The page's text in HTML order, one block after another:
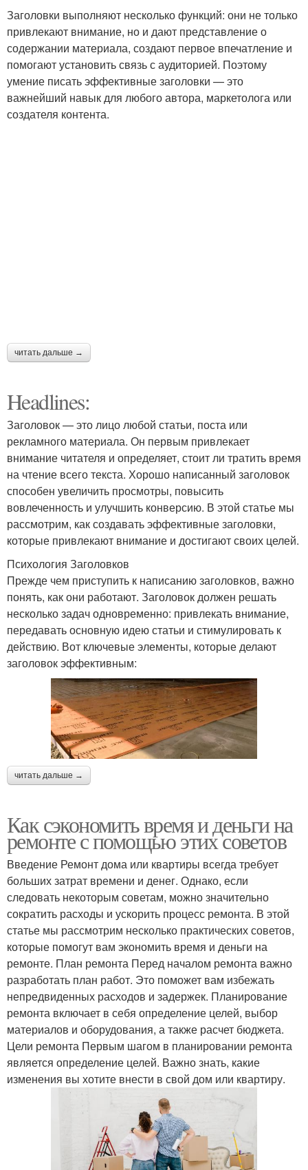
Заголовки выполняют несколько функций: они не только
привлекают внимание, но и дают представление о
содержании материала, создают первое впечатление и
помогают установить связь с аудиторией. Поэтому
умение писать эффективные заголовки — это
важнейший навык для любого автора, маркетолога или
создателя контента.
читать дальше →
Headlines:
Заголовок — это лицо любой статьи, поста или
рекламного материала. Он первым привлекает
внимание читателя и определяет, стоит ли тратить время
на чтение всего текста. Хорошо написанный заголовок
способен увеличить просмотры, повысить
вовлеченность и улучшить конверсию. В этой статье мы
рассмотрим, как создавать эффективные заголовки,
которые привлекают внимание и достигают своих целей.
Психология Заголовков
Прежде чем приступить к написанию заголовков, важно
понять, как они работают. Заголовок должен решать
несколько задач одновременно: привлекать внимание,
передавать основную идею статьи и стимулировать к
действию. Вот ключевые элементы, которые делают
заголовок эффективным:
читать дальше →
Как сэкономить время и деньги на
ремонте с помощью этих советов
Введение Ремонт дома или квартиры всегда требует
больших затрат времени и денег. Однако, если
следовать некоторым советам, можно значительно
сократить расходы и ускорить процесс ремонта. В этой
статье мы рассмотрим несколько практических советов,
которые помогут вам экономить время и деньги на
ремонте. План ремонта Перед началом ремонта важно
разработать план работ. Это поможет вам избежать
непредвиденных расходов и задержек. Планирование
ремонта включает в себя определение целей, выбор
материалов и оборудования, а также расчет бюджета.
Цели ремонта Первым шагом в планировании ремонта
является определение целей. Важно знать, какие
изменения вы хотите внести в свой дом или квартиру.